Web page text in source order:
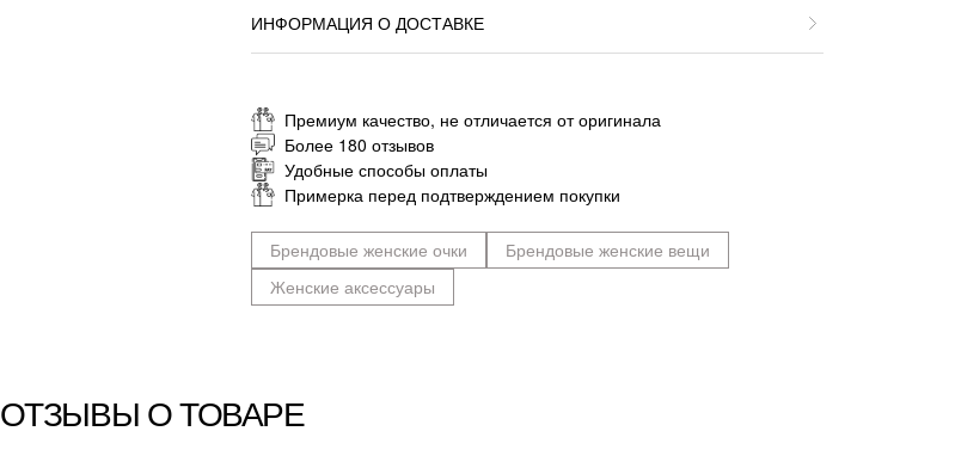
ИНФОРМАЦИЯ О ДОСТАВКЕ
Премиум качество, не отличается от оригинала
Более 180 отзывов
Удобные способы оплаты
Примерка перед подтверждением покупки
Брендовые женские очки
Брендовые женские вещи
Женские аксессуары
ОТЗЫВЫ О ТОВАРЕ